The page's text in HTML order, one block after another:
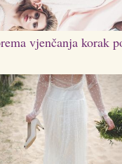
vjenčanja korak